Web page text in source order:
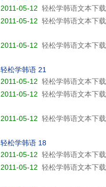
2011-05-12 轻松学韩语文本下载
2011-05-12 轻松学韩语文本下载
2011-05-12 轻松学韩语文本下载
轻松学韩语 21
2011-05-12 轻松学韩语文本下载
2011-05-12 轻松学韩语文本下载
2011-05-12 轻松学韩语文本下载
轻松学韩语 18
2011-05-12 轻松学韩语文本下载
2011-05-12 轻松学韩语文本下载